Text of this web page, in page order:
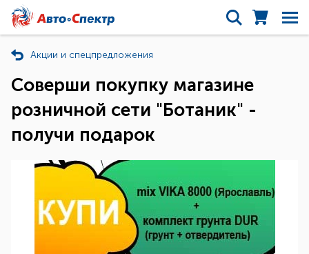
Акции и спецпредложения
Соверши покупку магазине
розничной сети "Ботаник" -
получи подарок